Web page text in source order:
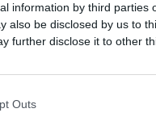
information by third parties
also be disclosed by us to
further disclose it to other
Outs Meloni e la